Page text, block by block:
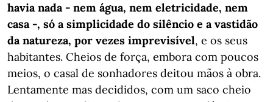
havia nada - nem água, nem eletricidade, nem
casa -, só a simplicidade do silêncio e a vastidão
da natureza, por vezes imprevisível, e os seus
habitantes. Cheios de força, embora com poucos
meios, o casal de sonhadores deitou mãos à obra.
Lentamente mas decididos, com um saco cheio